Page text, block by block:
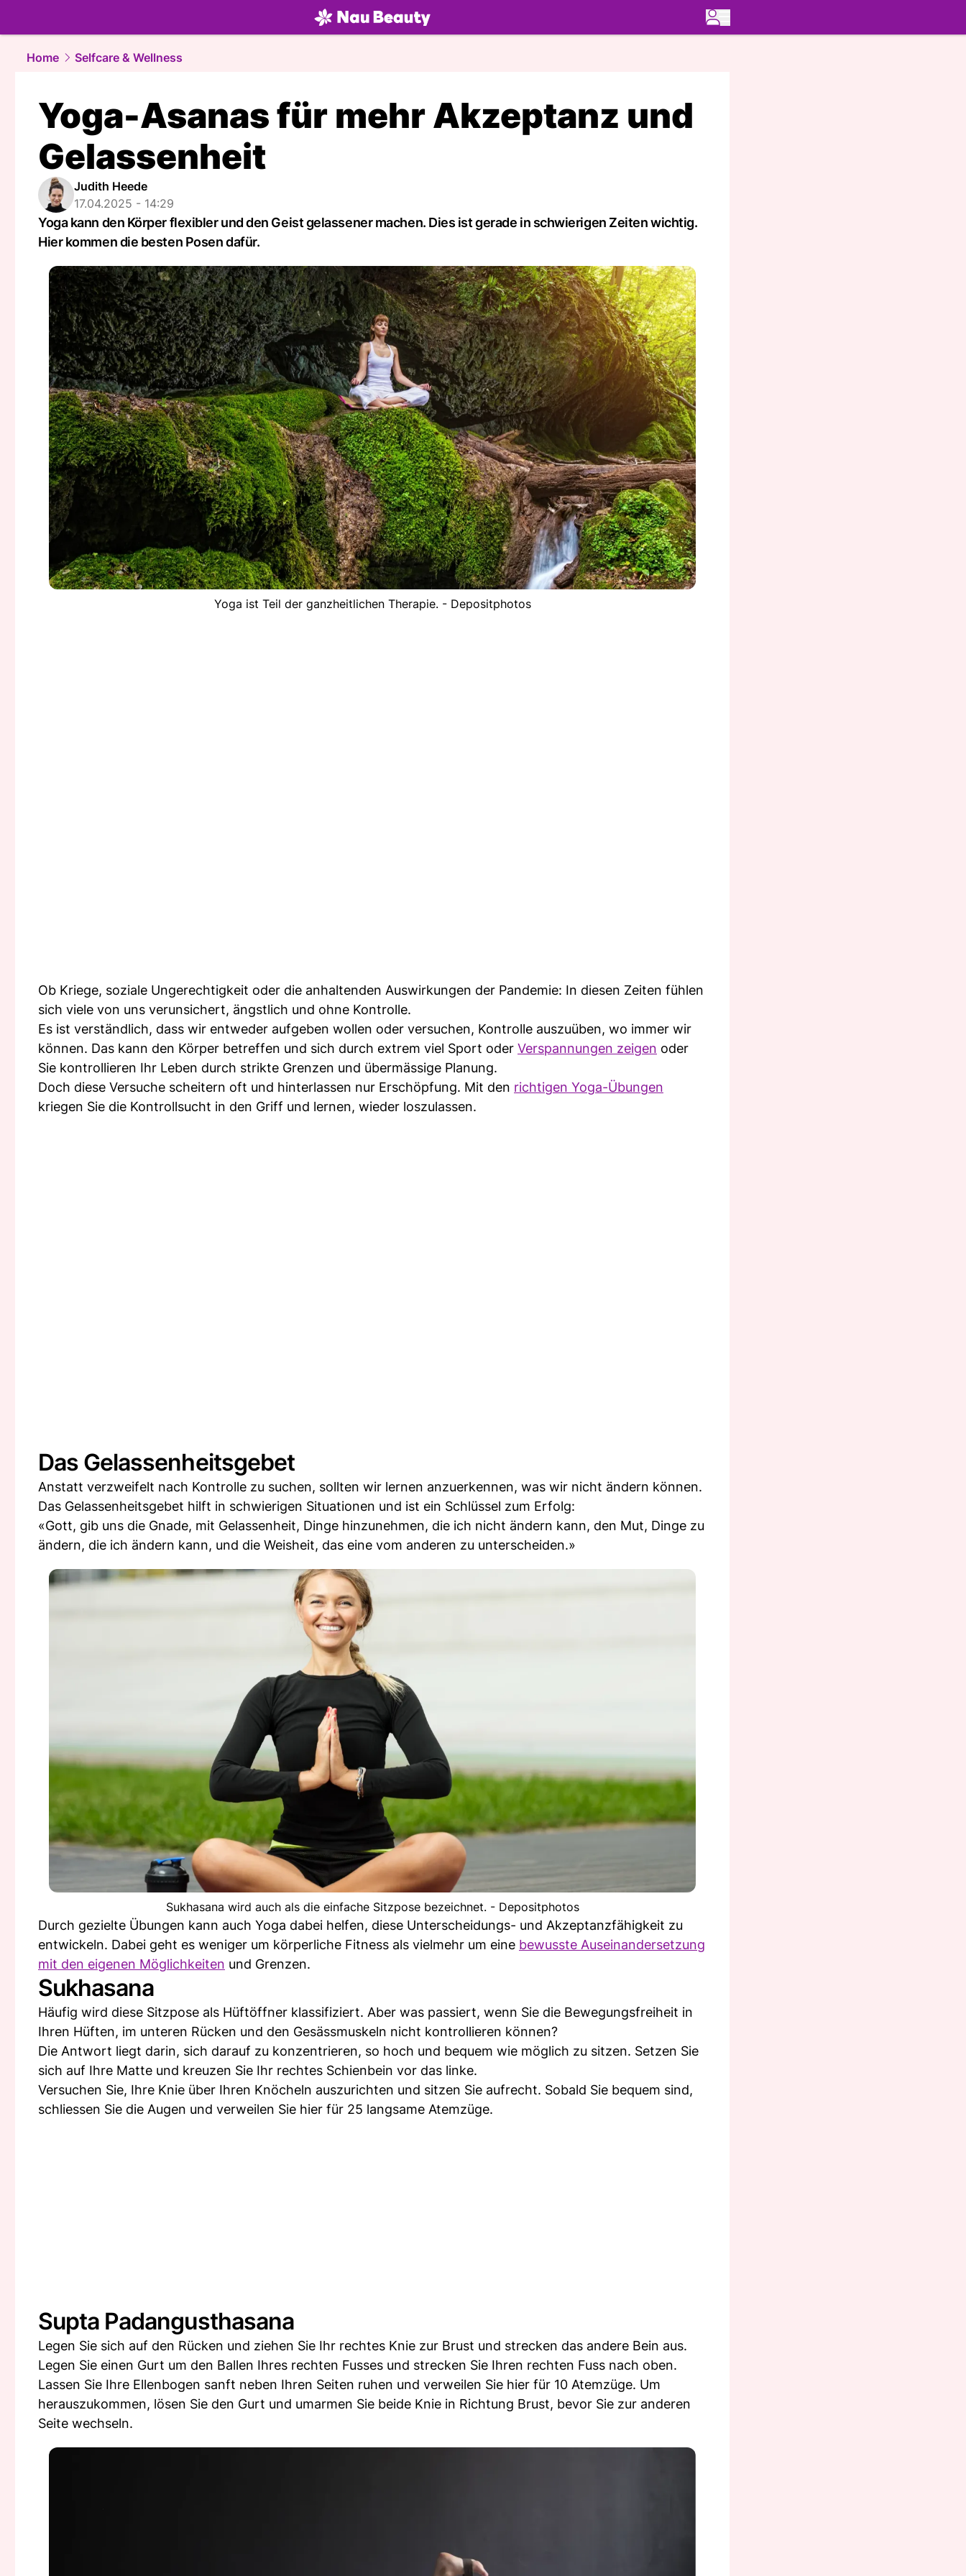
beauty.NAU.ch
Home
Selfcare & Wellness
Yoga-Asanas für mehr Akzeptanz und
Gelassenheit
Judith Heede
17.04.2025 - 14:29
Yoga kann den Körper flexibler und den Geist gelassener machen. Dies ist gerade in schwierigen Zeiten wichtig.
Hier kommen die besten Posen dafür.
Yoga ist Teil der ganzheitlichen Therapie. - Depositphotos
Ob Kriege, soziale Ungerechtigkeit oder die anhaltenden Auswirkungen der Pandemie: In diesen Zeiten fühlen
sich viele von uns verunsichert, ängstlich und ohne Kontrolle.
Es ist verständlich, dass wir entweder aufgeben wollen oder versuchen, Kontrolle auszuüben, wo immer wir
können. Das kann den Körper betreffen und sich durch extrem viel Sport oder Verspannungen zeigen oder
Sie kontrollieren Ihr Leben durch strikte Grenzen und übermässige Planung.
Doch diese Versuche scheitern oft und hinterlassen nur Erschöpfung. Mit den richtigen Yoga-Übungen
kriegen Sie die Kontrollsucht in den Griff und lernen, wieder loszulassen.
Das Gelassenheitsgebet
Anstatt verzweifelt nach Kontrolle zu suchen, sollten wir lernen anzuerkennen, was wir nicht ändern können.
Das Gelassenheitsgebet hilft in schwierigen Situationen und ist ein Schlüssel zum Erfolg:
«Gott, gib uns die Gnade, mit Gelassenheit, Dinge hinzunehmen, die ich nicht ändern kann, den Mut, Dinge zu
ändern, die ich ändern kann, und die Weisheit, das eine vom anderen zu unterscheiden.»
Sukhasana wird auch als die einfache Sitzpose bezeichnet. - Depositphotos
Durch gezielte Übungen kann auch Yoga dabei helfen, diese Unterscheidungs- und Akzeptanzfähigkeit zu
entwickeln. Dabei geht es weniger um körperliche Fitness als vielmehr um eine bewusste Auseinandersetzung
mit den eigenen Möglichkeiten und Grenzen.
Sukhasana
Häufig wird diese Sitzpose als Hüftöffner klassifiziert. Aber was passiert, wenn Sie die Bewegungsfreiheit in
Ihren Hüften, im unteren Rücken und den Gesässmuskeln nicht kontrollieren können?
Die Antwort liegt darin, sich darauf zu konzentrieren, so hoch und bequem wie möglich zu sitzen. Setzen Sie
sich auf Ihre Matte und kreuzen Sie Ihr rechtes Schienbein vor das linke.
Versuchen Sie, Ihre Knie über Ihren Knöcheln auszurichten und sitzen Sie aufrecht. Sobald Sie bequem sind,
schliessen Sie die Augen und verweilen Sie hier für 25 langsame Atemzüge.
Supta Padangusthasana
Legen Sie sich auf den Rücken und ziehen Sie Ihr rechtes Knie zur Brust und strecken das andere Bein aus.
Legen Sie einen Gurt um den Ballen Ihres rechten Fusses und strecken Sie Ihren rechten Fuss nach oben.
Lassen Sie Ihre Ellenbogen sanft neben Ihren Seiten ruhen und verweilen Sie hier für 10 Atemzüge. Um
herauszukommen, lösen Sie den Gurt und umarmen Sie beide Knie in Richtung Brust, bevor Sie zur anderen
Seite wechseln.